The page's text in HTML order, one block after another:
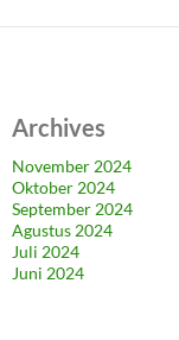
Archives
November 2024
Oktober 2024
September 2024
Agustus 2024
Juli 2024
Juni 2024